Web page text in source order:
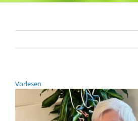
Vor­le­sen